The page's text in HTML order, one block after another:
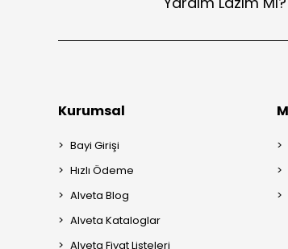
Kurumsal
Bayi Girişi
Hızlı Ödeme
Alveta Blog
Alveta Kataloglar
Alveta Fiyat Listeleri